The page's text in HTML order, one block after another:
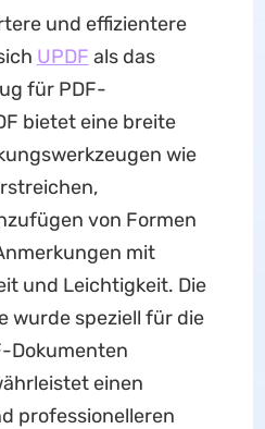
und effizientere
UPDF als das
für PDF-
bietet eine breite
wie
von Formen
mit
und Leichtigkeit. Die
wurde speziell für die
Dokumenten
einen
professionelleren